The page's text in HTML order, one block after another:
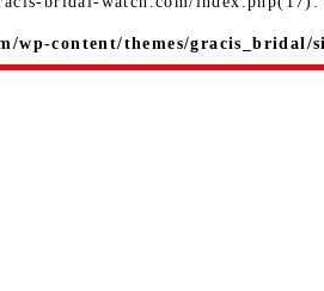
wp-content/themes/gracis_bridal/